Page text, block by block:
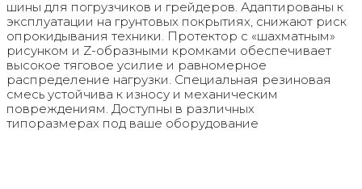
шины для погрузчиков и грейдеров. Адаптированы к
эксплуатации на грунтовых покрытиях, снижают риск
опрокидывания техники. Протектор с «шахматным»
рисунком и Z-образными кромками обеспечивает
высокое тяговое усилие и равномерное
распределение нагрузки. Специальная резиновая
смесь устойчива к износу и механическим
повреждениям. Доступны в различных
типоразмерах под ваше оборудование